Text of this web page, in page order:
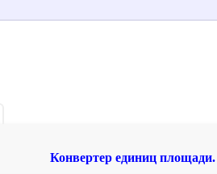
Конвертер единиц